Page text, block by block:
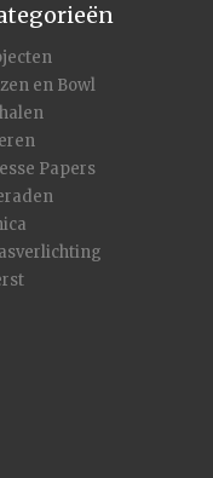
en Bowl
Papers